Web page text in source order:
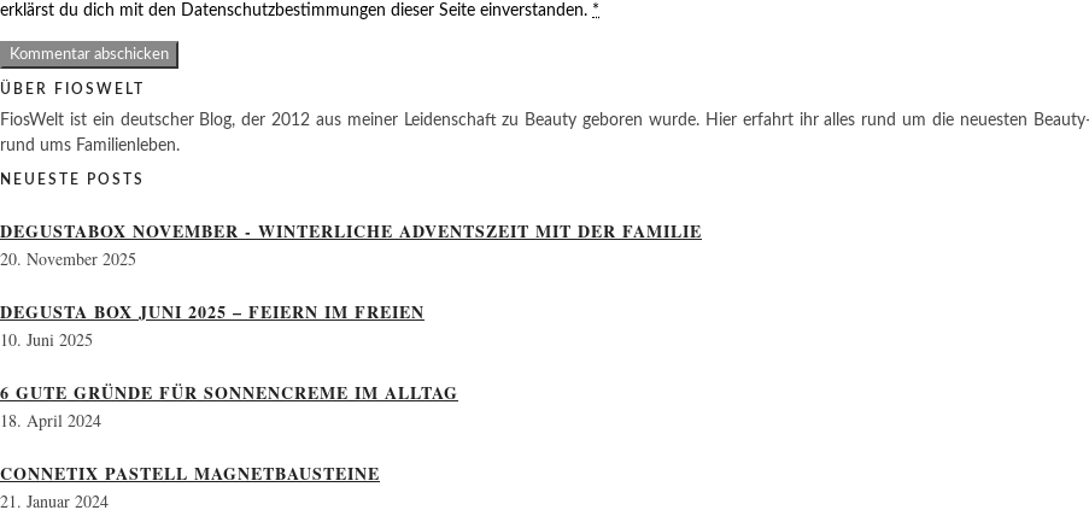
erklärst du dich mit den Datenschutzbestimmungen dieser Seite einverstanden. *
ÜBER FIOSWELT
FiosWelt ist ein deutscher Blog, der 2012 aus meiner Leidenschaft zu Beauty geboren wurde. Hier erfahrt ihr alles rund um die neuesten
rund ums Familienleben.
NEUESTE POSTS
DEGUSTABOX NOVEMBER - WINTERLICHE ADVENTSZEIT MIT DER FAMILIE
20. November 2025
DEGUSTA BOX JUNI 2025 – FEIERN IM FREIEN
10. Juni 2025
6 GUTE GRÜNDE FÜR SONNENCREME IM ALLTAG
18. April 2024
CONNETIX PASTELL MAGNETBAUSTEINE
21. Januar 2024